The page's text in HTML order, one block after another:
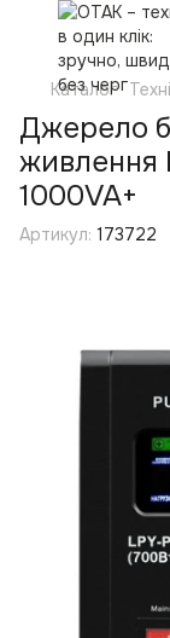
Каталог
Джерело
живлення
1000VA+
Артикул: 173722